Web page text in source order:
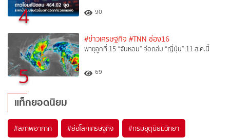
4 90
5
#ข่าวเศรษฐกิจ #TNN ช่อง16
พายุลูกที่ 15 “จันหอม” จ่อถล่ม “ญี่ปุ่น” 11 ส.ค.นี้
69
แท็กยอดนิยม
#สภาพอากาศ #ย่อโลกเศรษฐกิจ #กรมอุตุนิยมวิทยา